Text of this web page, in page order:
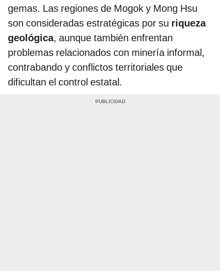
gemas. Las regiones de Mogok y Mong Hsu
son consideradas estratégicas por su riqueza
geológica, aunque también enfrentan
problemas relacionados con minería informal,
contrabando y conflictos territoriales que
dificultan el control estatal.